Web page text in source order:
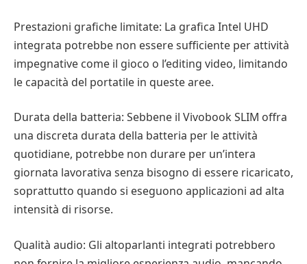
Prestazioni grafiche limitate: La grafica Intel UHD
integrata potrebbe non essere sufficiente per attività
impegnative come il gioco o l’editing video, limitando
le capacità del portatile in queste aree.
Durata della batteria: Sebbene il Vivobook SLIM offra
una discreta durata della batteria per le attività
quotidiane, potrebbe non durare per un’intera
giornata lavorativa senza bisogno di essere ricaricato,
soprattutto quando si eseguono applicazioni ad alta
intensità di risorse.
Qualità audio: Gli altoparlanti integrati potrebbero